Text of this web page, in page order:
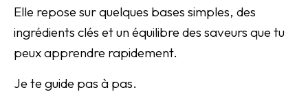
Elle repose sur quelques bases simples, des
ingrédients clés et un équilibre des saveurs que tu
peux apprendre rapidement.
Je te guide pas à pas.